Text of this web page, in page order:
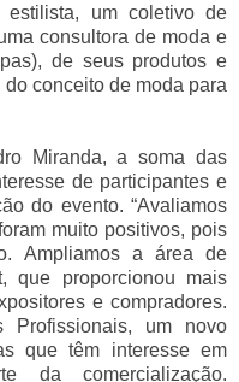
um coletivo de
consultora de moda e
de seus produtos e
conceito de moda para
Miranda, a soma das
de participantes e
do evento. “Avaliamos
muito positivos, pois
Ampliamos a área de
que proporcionou mais
e compradores.
Profissionais, um novo
que têm interesse em
da comercialização.